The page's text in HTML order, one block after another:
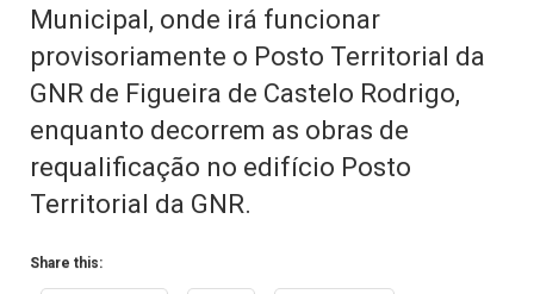
Municipal, onde irá funcionar
provisoriamente o Posto Territorial da
GNR de Figueira de Castelo Rodrigo,
enquanto decorrem as obras de
requalificação no edifício Posto
Territorial da GNR.
Share this: